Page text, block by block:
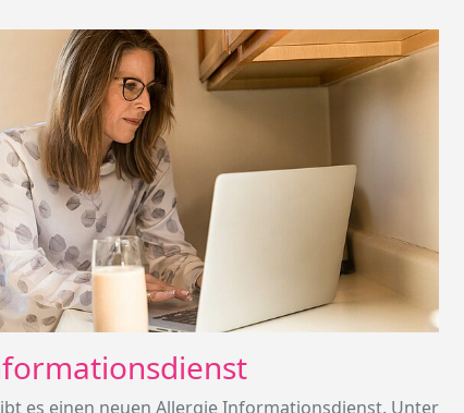
es einen neuen Allergie Informationsdienst. Unter